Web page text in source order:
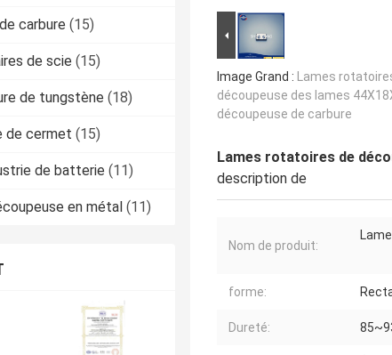
carbure (15)
de scie (15)
de tungstène (18)
de cermet (15)
de batterie (11)
en métal (11)
Image Grand : Lames
découpeuse des lames
découpeuse de carbure
Lames rotatoires de
description de
Nom de produit:
forme:
Dureté: